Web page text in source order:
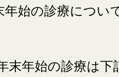
始の診療につい
年始の診療は下